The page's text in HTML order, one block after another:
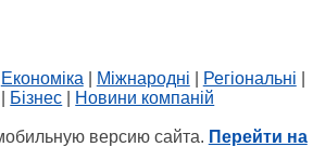
Економіка Міжнародні Регіональні
Бізнес Новини компаній
версию сайта. Перейти на